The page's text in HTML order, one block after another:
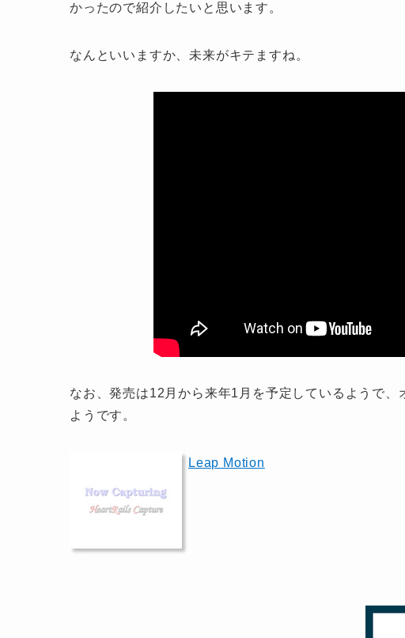
かったので紹介したいと思います。
なんといいますか、未来がキテますね。
なお、発売は12月から来年1月を予定しているようで
ようです。
Leap Motion